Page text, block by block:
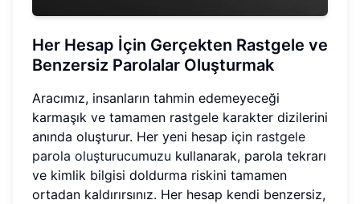
Her Hesap İçin Gerçekten Rastgele ve
Benzersiz Parolalar Oluşturmak
Aracımız, insanların tahmin edemeyeceği
karmaşık ve tamamen rastgele karakter dizilerini
anında oluşturur. Her yeni hesap için rastgele
parola oluşturucumuzu kullanarak, parola tekrarı
ve kimlik bilgisi doldurma riskini tamamen
ortadan kaldırırsınız. Her hesap kendi benzersiz,